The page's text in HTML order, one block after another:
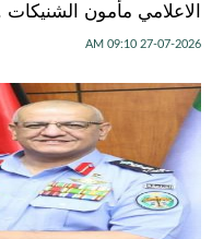
الاعلامي مأمون
27-07-2026 09:10 AM